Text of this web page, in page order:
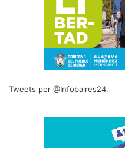
Tweets por @Infobaires24.